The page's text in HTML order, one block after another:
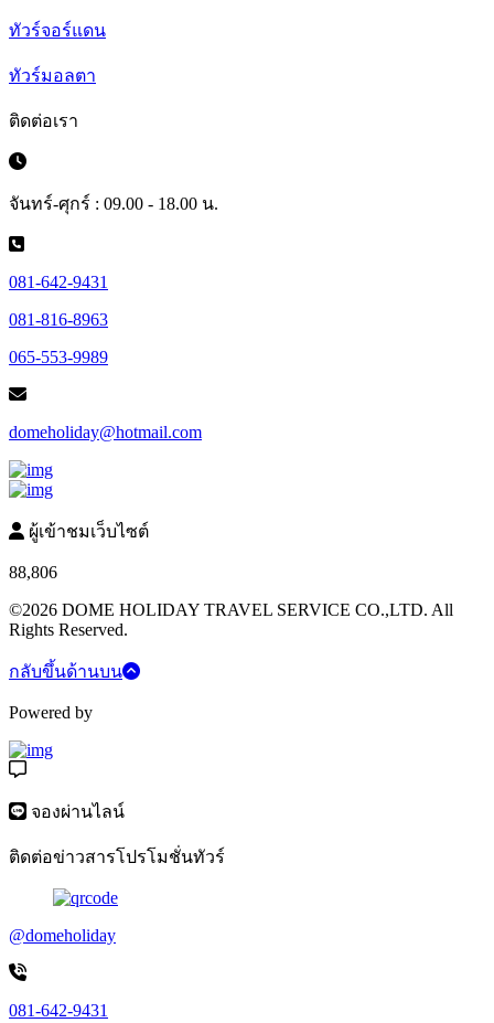
ทัวร์จอร์แดน
ทัวร์มอลตา
ติดต่อเรา
จันทร์-ศุกร์ : 09.00 - 18.00 น.
081-642-9431
081-816-8963
065-553-9989
domeholiday@hotmail.com
ผู้เข้าชมเว็บไซต์
88,806
©2026 DOME HOLIDAY TRAVEL SERVICE CO.,LTD. All
Rights Reserved.
กลับขึ้นด้านบน
Powered by
จองผ่านไลน์
ติดต่อข่าวสารโปรโมชั่นทัวร์
@domeholiday
081-642-9431